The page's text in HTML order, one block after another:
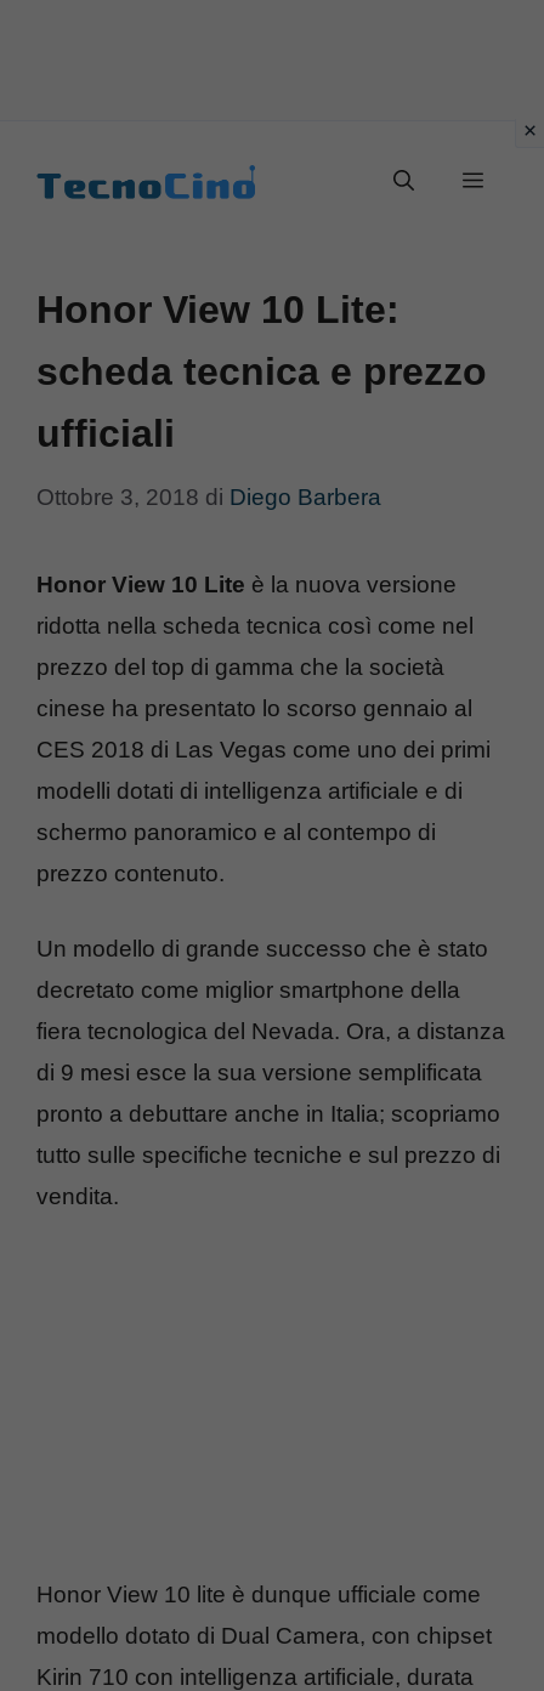
Menu
Honor View 10 Lite:
scheda tecnica e prezzo
ufficiali
Ottobre 3, 2018 di Diego Barbera
Honor View 10 Lite è la nuova versione
ridotta nella scheda tecnica così come nel
prezzo del top di gamma che la società
cinese ha presentato lo scorso gennaio al
CES 2018 di Las Vegas come uno dei primi
modelli dotati di intelligenza artificiale e di
schermo panoramico e al contempo di
prezzo contenuto.
Un modello di grande successo che è stato
decretato come miglior smartphone della
fiera tecnologica del Nevada. Ora, a distanza
di 9 mesi esce la sua versione semplificata
pronto a debuttare anche in Italia; scopriamo
tutto sulle specifiche tecniche e sul prezzo di
vendita.
Honor View 10 lite è dunque ufficiale come
modello dotato di Dual Camera, con chipset
Kirin 710 con intelligenza artificiale, durata